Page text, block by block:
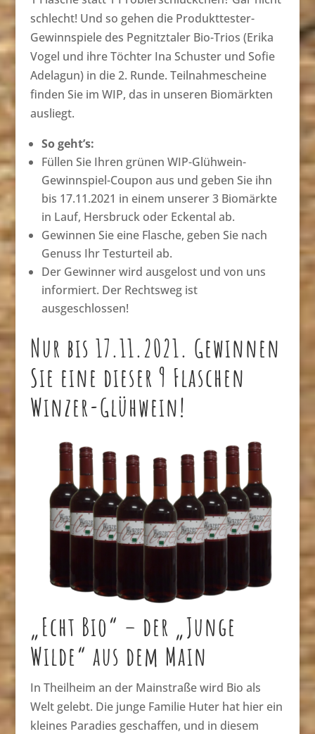
schlecht! Und so gehen die Produkttester-
Gewinnspiele des Pegnitztaler Bio-Trios (Erika
Vogel und ihre Töchter Ina Schuster und Sofie
Adelagun) in die 2. Runde. Teilnahmescheine
finden Sie im WIP, das in unseren Biomärkten
ausliegt.
So geht’s:
Füllen Sie Ihren grünen WIP-Glühwein-
Gewinnspiel-Coupon aus und geben Sie ihn
bis 17.11.2021 in einem unserer 3 Biomärkte
in Lauf, Hersbruck oder Eckental ab.
Gewinnen Sie eine Flasche, geben Sie nach
Genuss Ihr Testurteil ab.
Der Gewinner wird ausgelost und von uns
informiert. Der Rechtsweg ist
ausgeschlossen!
Nur bis 17.11.2021. Gewinnen
Sie eine dieser 9 Flaschen
Winzer-Glühwein!
„Echt Bio“ – der „Junge
Wilde“ aus dem Main
In Theilheim an der Mainstraße wird Bio als
Welt gelebt. Die junge Familie Huter hat hier ein
kleines Paradies geschaffen, und in diesem